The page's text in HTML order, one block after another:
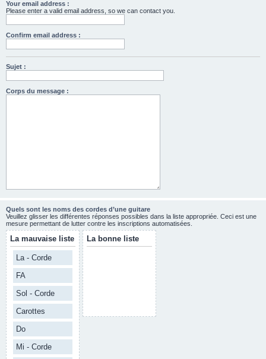
Your email address :
Please enter a valid email address, so we can contact you.
Confirm email address :
Sujet :
Corps du message :
Quels sont les noms des cordes d’une guitare
Veuillez glisser les différentes réponses possibles dans la liste appropriée. Ceci est une
mesure permettant de lutter contre les inscriptions automatisées.
La mauvaise liste
La - Corde
FA
Sol - Corde
Carottes
Do
Mi - Corde
La bonne liste